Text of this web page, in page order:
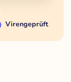
Virengeprüft